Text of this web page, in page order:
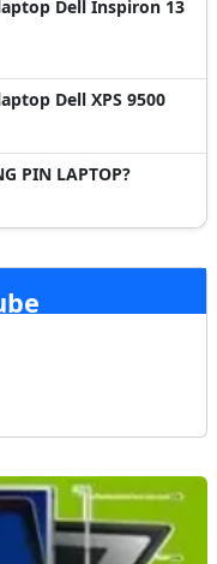
Dell Inspiron 13
Dell XPS 9500
PIN LAPTOP?